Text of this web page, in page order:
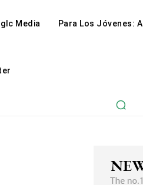
Media Para Los Jóvenes: